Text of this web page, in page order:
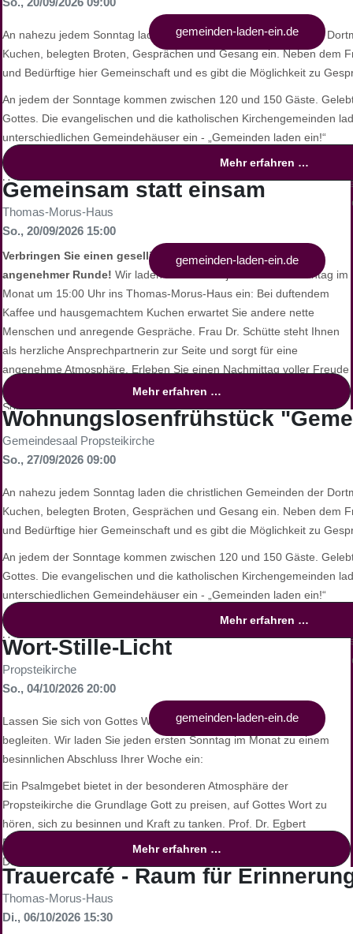
Weitere Informationen unter: gemeinden-laden-ein.de
An nahezu jedem Sonntag laden die christlichen Gemeinden der
Kuchen, belegten Broten, Gesprächen und Gesang ein. Neben dem
und Bedürftige hier Gemeinschaft und es gibt die Möglichkeit zu
An jedem der Sonntage kommen zwischen 120 und 150 Gäste.
Gottes. Die evangelischen und die katholischen Kirchengemeinden
unterschiedlichen Gemeindehäuser ein - „Gemeinden laden ein!“
Fast jede Gemeinde hat mittlerweile ein Alleinstellungsmerkmal
Unterschiede und haben entsprechende Vorlieben. Zu Ostern oder
Spenden finanziert - besondere Tüten voll mit Lebensmitteln, Kaffee
Weitere Informationen unter: gemeinden-laden-ein.de
Mehr erfahren …
Gemeinsam statt einsam
Thomas-Morus-Haus
So., 20/09/2026 15:00
Verbringen Sie einen geselligen Sonntagnachmittag in
angenehmer Runde! Wir laden Sie herzlich jeden dritten Sonntag im
Monat um 15:00 Uhr ins Thomas-Morus-Haus ein: Bei duftendem
Kaffee und hausgemachtem Kuchen erwartet Sie andere nette
Menschen und anregende Gespräche. Frau Dr. Schütte steht Ihnen
als herzliche Ansprechpartnerin zur Seite und sorgt für eine
angenehme Atmosphäre. Erleben Sie einen Nachmittag voller Freude
und Verbundenheit. Diese Veranstaltung richtet sich an alle, die den
Sonntagnachmittag in Gesellschaft verbringen möchten. Wir freuen
uns auf Ihren Besuch und einen gemeinsamen, schönen Nachmittag!
Mehr erfahren …
Wohnungslosenfrühstück
Gemeindesaal Propsteikirche
So., 27/09/2026 09:00
An nahezu jedem Sonntag laden die christlichen Gemeinden der
Kuchen, belegten Broten, Gesprächen und Gesang ein. Neben dem
und Bedürftige hier Gemeinschaft und es gibt die Möglichkeit zu
An jedem der Sonntage kommen zwischen 120 und 150 Gäste.
Gottes. Die evangelischen und die katholischen Kirchengemeinden
unterschiedlichen Gemeindehäuser ein - „Gemeinden laden ein!“
Fast jede Gemeinde hat mittlerweile ein Alleinstellungsmerkmal
Unterschiede und haben entsprechende Vorlieben. Zu Ostern oder
Spenden finanziert - besondere Tüten voll mit Lebensmitteln, Kaffee
verschenken.
Weitere Informationen unter: gemeinden-laden-ein.de
Mehr erfahren …
Wort-Stille-Licht
Propsteikirche
So., 04/10/2026 20:00
Lassen Sie sich von Gottes Wort, Stille und Licht in den Abend
begleiten. Wir laden Sie jeden ersten Sonntag im Monat zu einem
besinnlichen Abschluss Ihrer Woche ein:
Ein Psalmgebet bietet in der besonderen Atmosphäre der
Propsteikirche die Grundlage Gott zu preisen, auf Gottes Wort zu
hören, sich zu besinnen und Kraft zu tanken. Prof. Dr. Egbert
Ballhorn, Alttestamentler der TU Dortmund, und
Dekanatskirchenmusiker Simon Daubhäußer gestalten gemeinsam
einen Abend voller Stille und Gebet, begleitet von Klängen und
Lichtern.
Finden Sie Ruhe und inneren Frieden, und tanken Sie neue Kraft für
Mehr erfahren …
Trauercafé - Raum für
Thomas-Morus-Haus
Di., 06/10/2026 15:30